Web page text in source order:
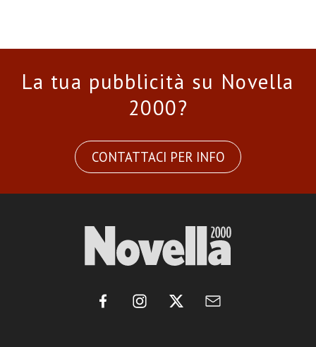
La tua pubblicità su Novella
2000?
CONTATTACI PER INFO